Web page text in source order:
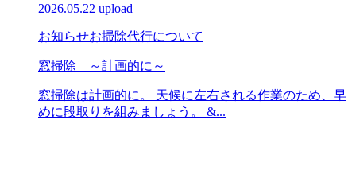
2026.05.22 upload
お知らせお掃除代行について
窓掃除 ～計画的に～
窓掃除は計画的に。 天候に左右される作業のため、早
めに段取りを組みましょう。 &...